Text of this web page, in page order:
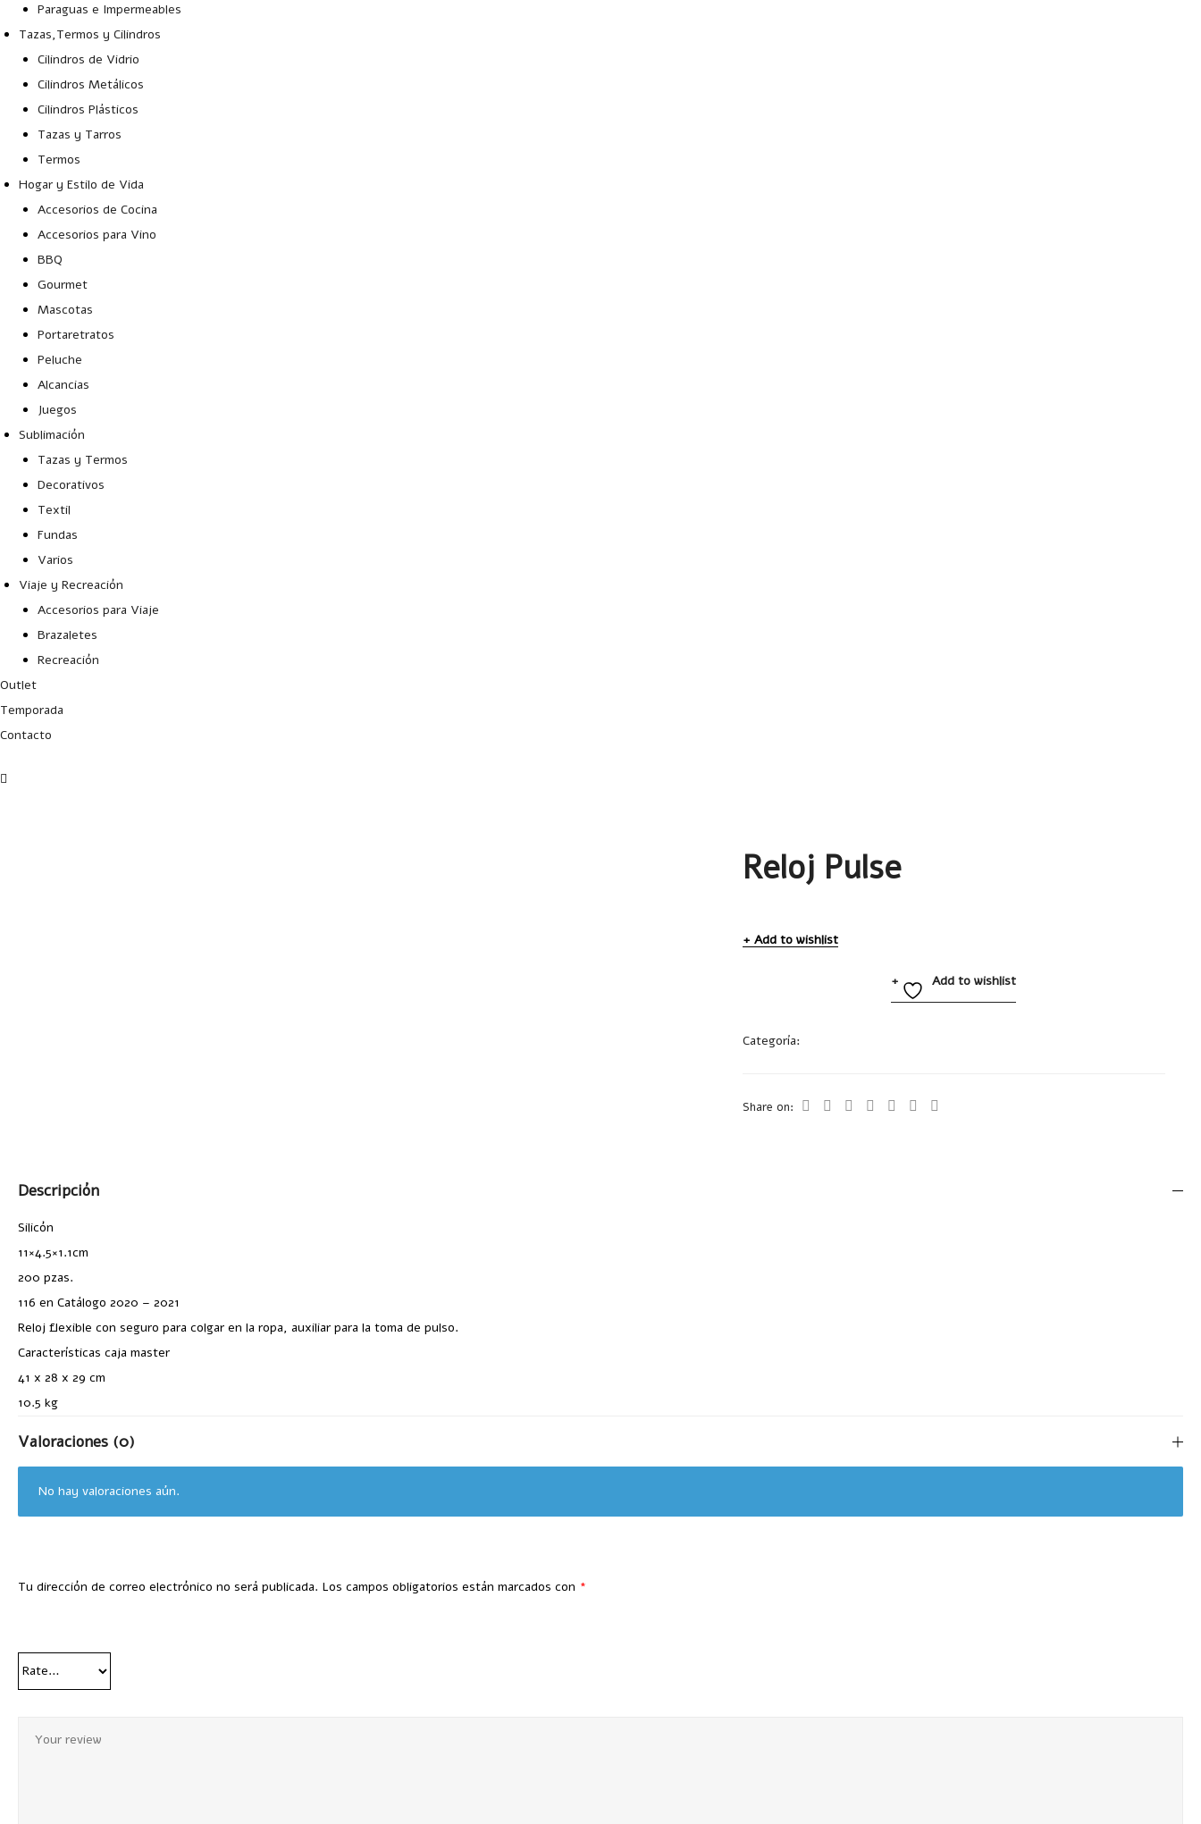
Paraguas e Impermeables
Tazas,Termos y Cilindros
Cilindros de Vidrio
Cilindros Metálicos
Cilindros Plásticos
Tazas y Tarros
Termos
Hogar y Estilo de Vida
Accesorios de Cocina
Accesorios para Vino
BBQ
Gourmet
Mascotas
Portaretratos
Peluche
Alcancias
Juegos
Sublimación
Tazas y Termos
Decorativos
Textil
Fundas
Varios
Viaje y Recreación
Accesorios para Viaje
Brazaletes
Recreación
Outlet
Temporada
Contacto
Reloj Pulse
Add to wishlist
Add to wishlist
Categoría:
Share on:
Descripción
Silicón
11×4.5×1.1cm
200 pzas.
116 en Catálogo 2020 – 2021
Reloj flexible con seguro para colgar en la ropa, auxiliar para la toma de pulso.
Características caja master
41 x 28 x 29 cm
10.5 kg
Valoraciones (0)
No hay valoraciones aún.
Tu dirección de correo electrónico no será publicada. Los campos obligatorios están marcados con *